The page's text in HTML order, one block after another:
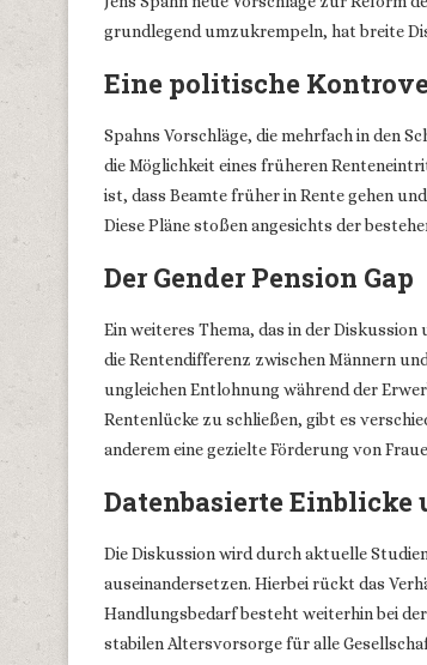
grundlegend umzukrempeln, hat breite
Eine politische
Spahns Vorschläge, die mehrfach in den
die Möglichkeit eines früheren
ist, dass Beamte früher in Rente gehen
Diese Pläne stoßen angesichts der
Der Gender Pension Gap
Ein weiteres Thema, das in der
die Rentendifferenz zwischen Männern
ungleichen Entlohnung während der
Rentenlücke zu schließen, gibt es
anderem eine gezielte Förderung von
Datenbasierte Einblicke
Die Diskussion wird durch aktuelle
auseinandersetzen. Hierbei rückt das
Handlungsbedarf besteht weiterhin bei
stabilen Altersvorsorge für alle